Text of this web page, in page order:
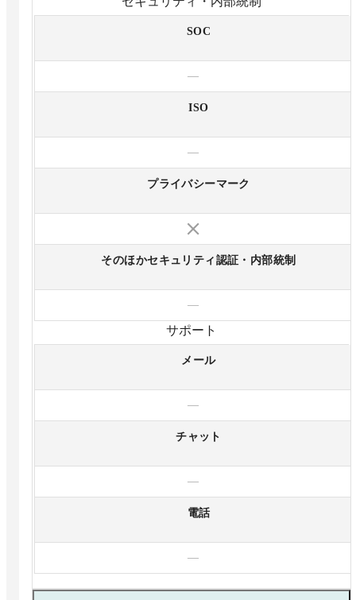
SOC
—
ISO
—
プライバシーマーク
そのほかセキュリティ認証・内部統制
—
サポート
メール
—
チャット
—
電話
—